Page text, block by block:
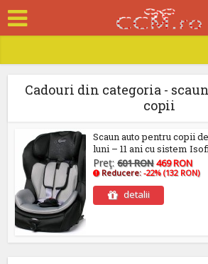
Cadouri din categoria -
copii
Scaun auto pentru copii
luni – 11 ani cu sistem
Preţ:601 RON 469 RON
Reducere:-22% (132 RON)
detalii